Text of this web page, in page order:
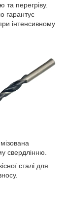
та перегріву.
гарантує
при інтенсивному
свердлінню.
сталі для